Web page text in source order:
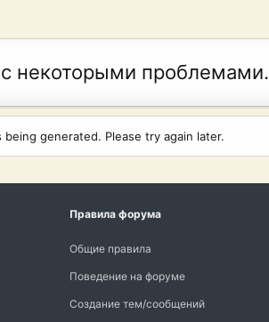
некоторыми проблемами.
generated. Please try again later.
Правила форума
Общие правила
Поведение на форуме
Создание тем/сообщений